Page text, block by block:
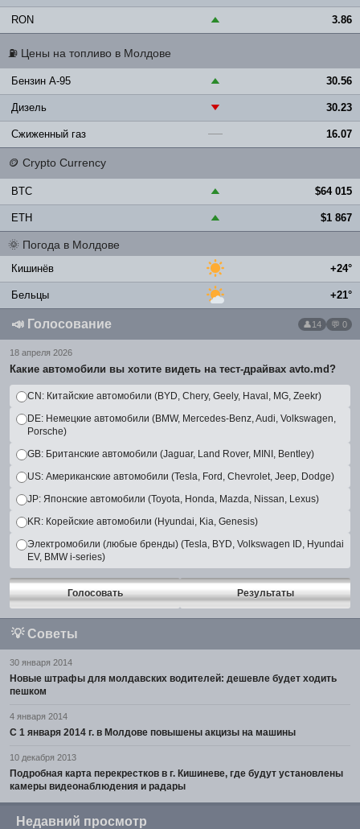
RON ▲ 3.86
⛽ Цены на топливо в Молдове
Бензин A-95 ▲ 30.56
Дизель ▼ 30.23
Сжиженный газ — 16.07
🪙 Crypto Currency
BTC ▲ $64 015
ETH ▲ $1 867
🌞 Погода в Молдове
Кишинёв +24°
Бельцы +21°
📣 Голосование 14 💬 0
18 апреля 2026
Какие автомобили вы хотите видеть на тест-драйвах avto.md?
CN: Китайские автомобили (BYD, Chery, Geely, Haval, MG, Zeekr)
DE: Немецкие автомобили (BMW, Mercedes-Benz, Audi, Volkswagen,
Porsche)
GB: Британские автомобили (Jaguar, Land Rover, MINI, Bentley)
US: Американские автомобили (Tesla, Ford, Chevrolet, Jeep, Dodge)
JP: Японские автомобили (Toyota, Honda, Mazda, Nissan, Lexus)
KR: Корейские автомобили (Hyundai, Kia, Genesis)
Электромобили (любые бренды) (Tesla, BYD, Volkswagen ID, Hyundai
EV, BMW i-series)
Голосовать Результаты
💡 Советы
30 января 2014
Новые штрафы для молдавских водителей: дешевле будет ходить
пешком
4 января 2014
С 1 января 2014 г. в Молдове повышены акцизы на машины
10 декабря 2013
Подробная карта перекрестков в г. Кишиневе, где будут установлены
камеры видеонаблюдения и радары
Недавний просмотр